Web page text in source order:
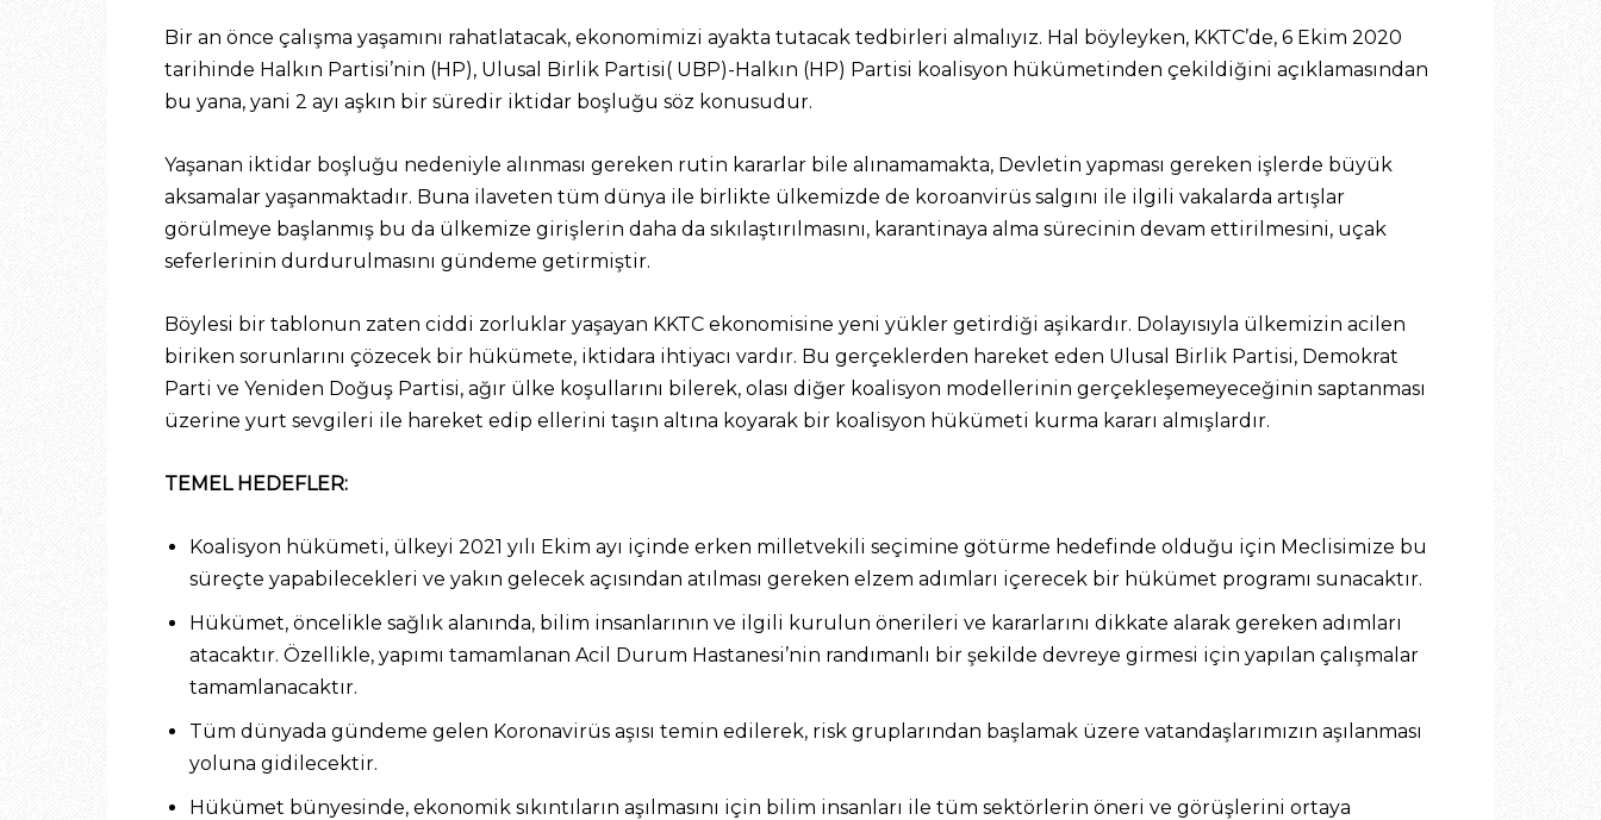
Bir an önce çalışma yaşamını rahatlatacak, ekonomimizi ayakta tutacak tedbirleri almalıyız. Hal böyleyken, KKTC’de, 6 Ekim 2020
tarihinde Halkın Partisi’nin (HP), Ulusal Birlik Partisi( UBP)-Halkın (HP) Partisi koalisyon hükümetinden çekildiğini açıklamasından
bu yana, yani 2 ayı aşkın bir süredir iktidar boşluğu söz konusudur.
Yaşanan iktidar boşluğu nedeniyle alınması gereken rutin kararlar bile alınamamakta, Devletin yapması gereken işlerde büyük
aksamalar yaşanmaktadır. Buna ilaveten tüm dünya ile birlikte ülkemizde de koroanvirüs salgını ile ilgili vakalarda artışlar
görülmeye başlanmış bu da ülkemize girişlerin daha da sıkılaştırılmasını, karantinaya alma sürecinin devam ettirilmesini, uçak
seferlerinin durdurulmasını gündeme getirmiştir.
Böylesi bir tablonun zaten ciddi zorluklar yaşayan KKTC ekonomisine yeni yükler getirdiği aşikardır. Dolayısıyla ülkemizin acilen
biriken sorunlarını çözecek bir hükümete, iktidara ihtiyacı vardır. Bu gerçeklerden hareket eden Ulusal Birlik Partisi, Demokrat
Parti ve Yeniden Doğuş Partisi, ağır ülke koşullarını bilerek, olası diğer koalisyon modellerinin gerçekleşemeyeceğinin saptanması
üzerine yurt sevgileri ile hareket edip ellerini taşın altına koyarak bir koalisyon hükümeti kurma kararı almışlardır.
TEMEL HEDEFLER:
Koalisyon hükümeti, ülkeyi 2021 yılı Ekim ayı içinde erken milletvekili seçimine götürme hedefinde olduğu için Meclisimize bu
süreçte yapabilecekleri ve yakın gelecek açısından atılması gereken elzem adımları içerecek bir hükümet programı sunacaktır.
Hükümet, öncelikle sağlık alanında, bilim insanlarının ve ilgili kurulun önerileri ve kararlarını dikkate alarak gereken adımları
atacaktır. Özellikle, yapımı tamamlanan Acil Durum Hastanesi’nin randımanlı bir şekilde devreye girmesi için yapılan çalışmalar
tamamlanacaktır.
Tüm dünyada gündeme gelen Koronavirüs aşısı temin edilerek, risk gruplarından başlamak üzere vatandaşlarımızın aşılanması
yoluna gidilecektir.
Hükümet bünyesinde, ekonomik sıkıntıların aşılmasını için bilim insanları ile tüm sektörlerin öneri ve görüşlerini ortaya